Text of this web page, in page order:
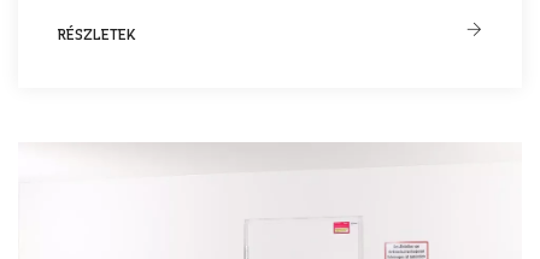
RÉSZLETEK